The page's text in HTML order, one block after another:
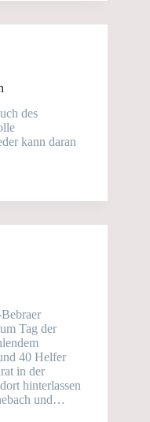
des
kann daran
Tag der
40 Helfer
in der
hinterlassen
und…